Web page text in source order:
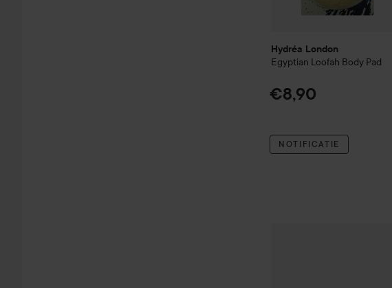
Hydréa London
Egyptian Loofah Body Pad
€8,90
NOTIFICATIE